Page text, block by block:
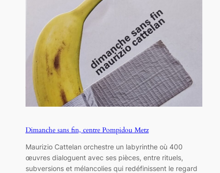
Dimanche sans fin, centre Pompidou Metz
Maurizio Cattelan orchestre un labyrinthe où 400
œuvres dialoguent avec ses pièces, entre rituels,
subversions et mélancolies qui redéfinissent le regard